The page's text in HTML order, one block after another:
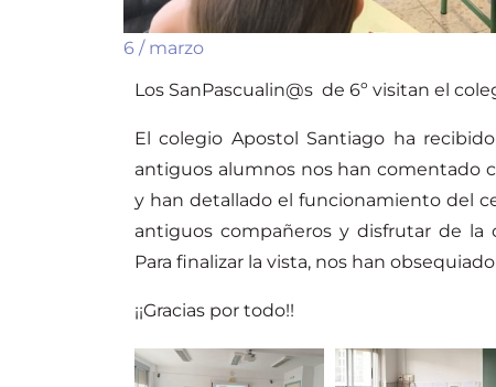
6 / marzo
Los SanPascualin@s de 6º visitan el
El colegio Apostol Santiago ha
antiguos alumnos nos han comentado
y han detallado el funcionamiento del
antiguos compañeros y disfrutar de la
Para finalizar la vista, nos han
¡¡Gracias por todo!!